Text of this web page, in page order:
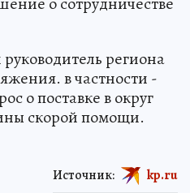
региона
в частности -
о поставке в округ
скорой помощи.
Источник: kp.ru